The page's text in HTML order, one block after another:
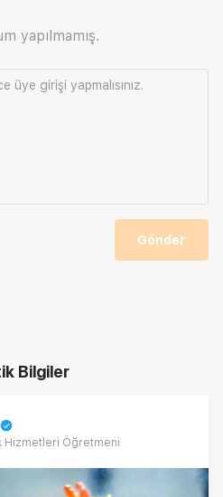
yapılmamış.
üye girişi yapmalısınız.
Gönder
Bilgiler
Hizmetleri Öğretmeni